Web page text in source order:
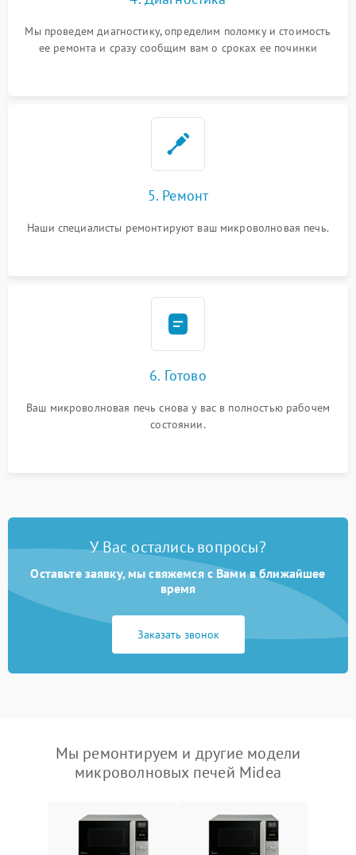
Мы проведем диагностику, определим поломку и стоимость
ее ремонта и сразу сообщим вам о сроках ее починки
5. Ремонт
Наши специалисты ремонтируют ваш микроволновая печь.
6. Готово
Ваш микроволновая печь снова у вас в полностью рабочем
состоянии.
У Вас остались вопросы?
Оставьте заявку, мы свяжемся с Вами в ближайшее
время
Заказать звонок
Мы ремонтируем и другие модели
микроволновых печей Midea